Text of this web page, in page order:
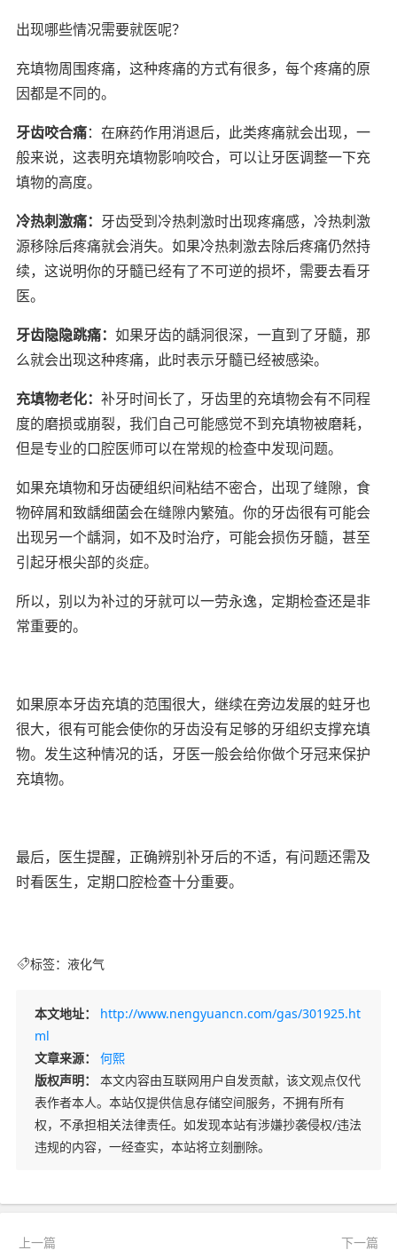
出现哪些情况需要就医呢？
充填物周围疼痛，这种疼痛的方式有很多，每个疼痛的原
因都是不同的。
牙齿咬合痛：在麻药作用消退后，此类疼痛就会出现，一
般来说，这表明充填物影响咬合，可以让牙医调整一下充
填物的高度。
冷热刺激痛： 牙齿受到冷热刺激时出现疼痛感，冷热刺激
源移除后疼痛就会消失。如果冷热刺激去除后疼痛仍然持
续，这说明你的牙髓已经有了不可逆的损坏，需要去看牙
医。
牙齿隐隐跳痛： 如果牙齿的龋洞很深，一直到了牙髓，那
么就会出现这种疼痛，此时表示牙髓已经被感染。
充填物老化： 补牙时间长了，牙齿里的充填物会有不同程
度的磨损或崩裂，我们自己可能感觉不到充填物被磨耗，
但是专业的口腔医师可以在常规的检查中发现问题。
如果充填物和牙齿硬组织间粘结不密合，出现了缝隙，食
物碎屑和致龋细菌会在缝隙内繁殖。你的牙齿很有可能会
出现另一个龋洞，如不及时治疗，可能会损伤牙髓，甚至
引起牙根尖部的炎症。
所以，别以为补过的牙就可以一劳永逸，定期检查还是非
常重要的。
如果原本牙齿充填的范围很大，继续在旁边发展的蛀牙也
很大，很有可能会使你的牙齿没有足够的牙组织支撑充填
物。发生这种情况的话，牙医一般会给你做个牙冠来保护
充填物。
最后，医生提醒，正确辨别补牙后的不适，有问题还需及
时看医生，定期口腔检查十分重要。
标签： 液化气
本文地址：
http://www.nengyuancn.com/gas/301925.ht
ml
文章来源：
何熙
版权声明：
本文内容由互联网用户自发贡献，该文观点仅代
表作者本人。本站仅提供信息存储空间服务，不拥有所有
权，不承担相关法律责任。如发现本站有涉嫌抄袭侵权/违法
违规的内容，一经查实，本站将立刻删除。
上一篇 下一篇